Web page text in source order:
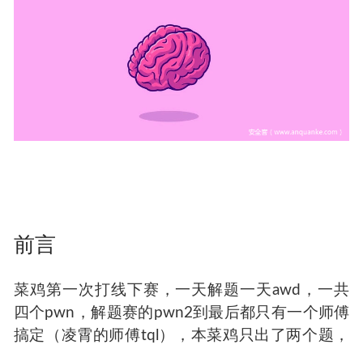
前言
菜鸡第一次打线下赛，一天解题一天awd，一共
四个pwn，解题赛的pwn2到最后都只有一个师傅
搞定（凌霄的师傅tql），本菜鸡只出了两个题，